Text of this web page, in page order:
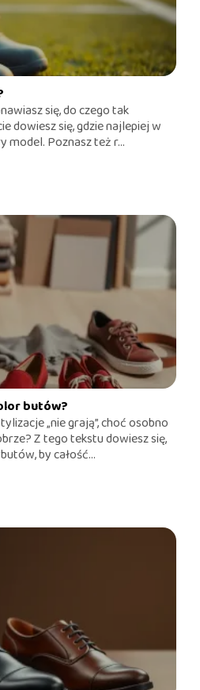
się, do czego tak
dowiesz się, gdzie najlepiej w
model. Poznasz też r...
butów?
„nie grają”, choć osobno
Z tego tekstu dowiesz się,
by całość...